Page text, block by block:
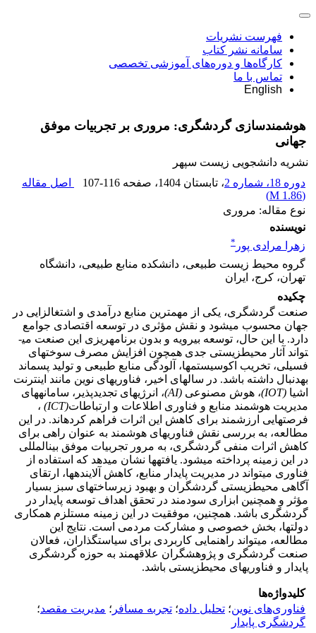
فهرست نشریات
سامانه نشر کتاب
کارگاه‌ها و دوره‌های آموزشی تخصصی
تماس با ما
English
هوشمندسازی گردشگری: مروری بر تجربیات موفق
جهانی
نشریه دانشجویی زیست سپهر
دوره 18، شماره 2
، تابستان 1404 ، صفحه 107-116
اصل مقاله
(
1.86 M
)
نوع مقاله: مروری
نویسنده
زهرا مرادی پور *
گروه محیط زیست طبیعی، دانشکده منابع طبیعی، دانشگاه
تهران، کرج، ایران
چکیده
صنعت گردشگری، یکی از مهم­ترین منابع درآمدی و اشتغال­زایی در
جهان محسوب می­شود و نقش مؤثری در توسعه اقتصادی جوامع
دارد. با این حال، توسعه بی­رویه و بدون برنامه­ریزی این صنعت می­
تواند آثار محیط­زیستی جدی همچون افزایش مصرف سوخت­های
فسیلی، تخریب اکوسیستم­ها، آلودگی منابع طبیعی و تولید پسماند
به­دنبال داشته باشد. در سال­های اخیر، فناوری­های نوین مانند اینترنت
اشیا (IOT) ، هوش مصنوعی (AI) ، انرژی­های تجدیدپذیر، سامانه­های
مدیریت هوشمند منابع و فناوری اطلاعات و ارتباطات(ICT)
،
فرصت­هایی ارزشمند برای کاهش این اثرات فراهم کرده­اند. در این
مطالعه، به بررسی نقش فناوری­های هوشمند به عنوان راهی برای
کاهش اثرات منفی گردشگری، به مرور تجربیات موفق بین­المللی
در این زمینه پرداخته می­شود. یافته­ها نشان می­دهد که استفاده از
فناوری می­تواند در مدیریت پایدار منابع، کاهش آلاینده­ها، ارتقای
آگاهی محیط­زیستی گردشگران و بهبود زیرساخت­های سبز بسیار
مؤثر و همچنین ابزاری سودمند در تحقق اهداف توسعه پایدار در
گردشگری باشد. همچنین، موفقیت در این زمینه مستلزم همکاری
دولت­ها، بخش خصوصی و مشارکت مردمی است. نتایج این
مطالعه، می­تواند راهنمایی کاربردی برای سیاست­گذاران، فعالان
صنعت گردشگری و پژوهشگران علاقه­مند به حوزه گردشگری
پایدار و فناوری­های محیط­زیستی باشد.
کلیدواژه‌ها
فناوری‌های نوین؛ تحلیل داده؛ تجربه مسافر ؛ مدیریت مقصد؛
گردشگری پایدار